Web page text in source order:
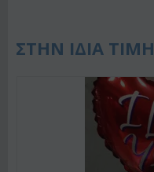
ΣΤΗΝ ΙΔΙΑ ΤΙΜΗ